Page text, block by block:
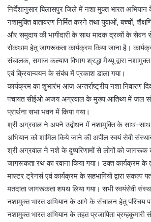
निर्देशानुसार बिलासपुर जिले में नशा मुक्त भारत
नशामुक्ति वातावरण निर्मित करने तथा युवाओं, बच्चों,
और समुदाय की भागीदारी के साथ मादक द्रव्यों के सेवन से
रोकथाम हेतु जागरूकता कार्यक्रम किया जाना है।
संचालक, समाज कल्याण विभाग श्रद्धा मैथ्यू द्वारा
एवं क्रियान्वयन के संबंध में प्रकाश डाला गया।
कार्यक्रम का शुभारंभ आज अन्तर्राष्ट्रीय नशा निवारण
पंचायत सीईओ अजय अग्रवाल के मुख्य आतिथ्य में जल
प्रार्थना सभा भवन में किया गया।
श्री अग्रवाल ने अपने उद्बोधन में नशामुक्ति के साथ-
अभियान को शामिल किये जाने की अपील स्वयं सेवी
श्री अग्रवाल ने नशे के दुष्परिणामों से लोगों को
जागरूकता रथ का रवाना किया गया। उक्त कार्यक्रम के
मास्टर ट्रेनर्स एवं कार्यक्रम के सहभागियों द्वारा संकल्प
मतदाता जागरूकता शपथ लिया गया। सभी स्वयंसेवी
नशामुक्त भारत अभियान के आगे के संचालन हेतु परिचय
नशामुक्त भारत अभियान के तहत प्रजापिता ब्रम्हकुमारी